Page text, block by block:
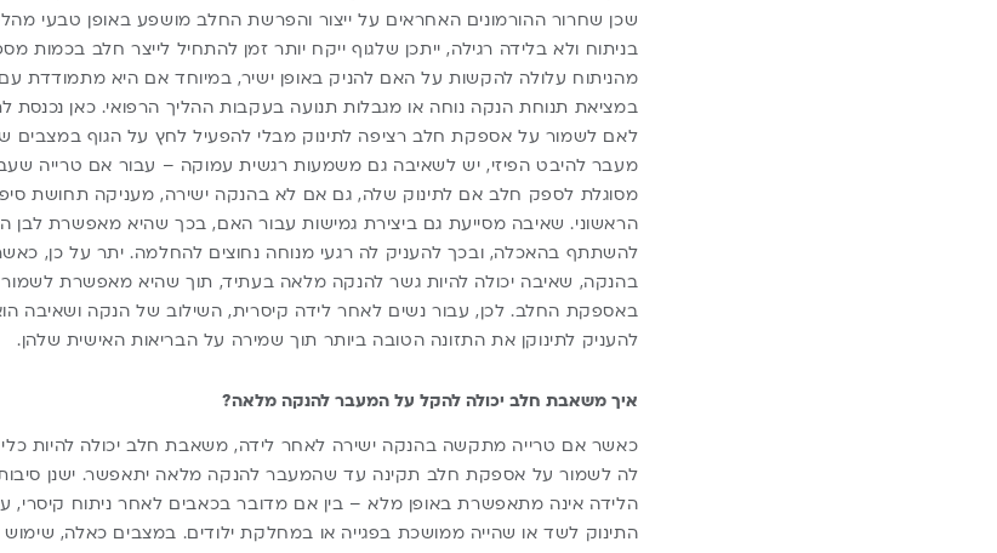
שכן שחרור ההורמונים האחראים על ייצור והפרשת החלב מושפע באופן טבעי
בניתוח ולא בלידה רגילה, ייתכן שלגוף ייקח יותר זמן להתחיל לייצר חלב בכמות
מהניתוח עלולה להקשות על האם להניק באופן ישיר, במיוחד אם היא מתמודדת עם
במציאת תנוחת הנקה נוחה או מגבלות תנועה בעקבות ההליך הרפואי. כאן
לאם לשמור על אספקת חלב רציפה לתינוק מבלי להפעיל לחץ על הגוף במצבים
מעבר להיבט הפיזי, יש לשאיבה גם משמעות רגשית עמוקה – עבור אם טרייה
מסוגלת לספק חלב אם לתינוק שלה, גם אם לא בהנקה ישירה, מעניקה תחושת
הראשוני. שאיבה מסייעת גם ביצירת גמישות עבור האם, בכך שהיא מאפשרת לבן
להשתתף בהאכלה, ובכך להעניק לה רגעי מנוחה נחוצים להחלמה. יתר על כן,
בהנקה, שאיבה יכולה להיות גשר להנקה מלאה בעתיד, תוך שהיא מאפשרת לשמור
באספקת החלב. לכן, עבור נשים לאחר לידה קיסרית, השילוב של הנקה ושאיבה
להעניק לתינוקן את התזונה הטובה ביותר תוך שמירה על הבריאות האישית שלהן.
איך משאבת חלב יכולה להקל על המעבר להנקה מלאה?
כאשר אם טרייה מתקשה בהנקה ישירה לאחר לידה, משאבת חלביכולה להיות
לה לשמור על אספקת חלב תקינה עד שהמעבר להנקה מלאה יתאפשר. ישנן
הלידה אינה מתאפשרת באופן מלא – בין אם מדובר בכאבים לאחר ניתוח קיסרי,
התינוק לשד או שהייה ממושכת בפגייה או במחלקת ילודים. במצבים כאלה,